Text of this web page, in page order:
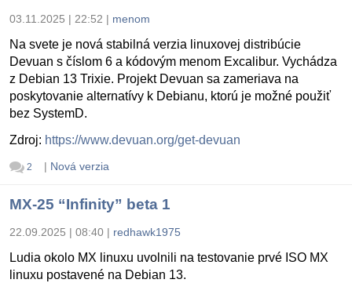
03.11.2025 | 22:52 | menom
Na svete je nová stabilná verzia linuxovej distribúcie
Devuan s číslom 6 a kódovým menom Excalibur. Vychádza
z Debian 13 Trixie. Projekt Devuan sa zameriava na
poskytovanie alternatívy k Debianu, ktorú je možné použiť
bez SystemD.
Zdroj: https://www.devuan.org/get-devuan
2 | Nová verzia
MX-25 “Infinity” beta 1
22.09.2025 | 08:40 | redhawk1975
Ludia okolo MX linuxu uvolnili na testovanie prvé ISO MX
linuxu postavené na Debian 13.